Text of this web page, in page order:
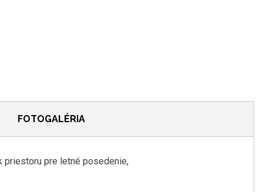
FOTOGALÉRIA
priestoru pre letné posedenie,